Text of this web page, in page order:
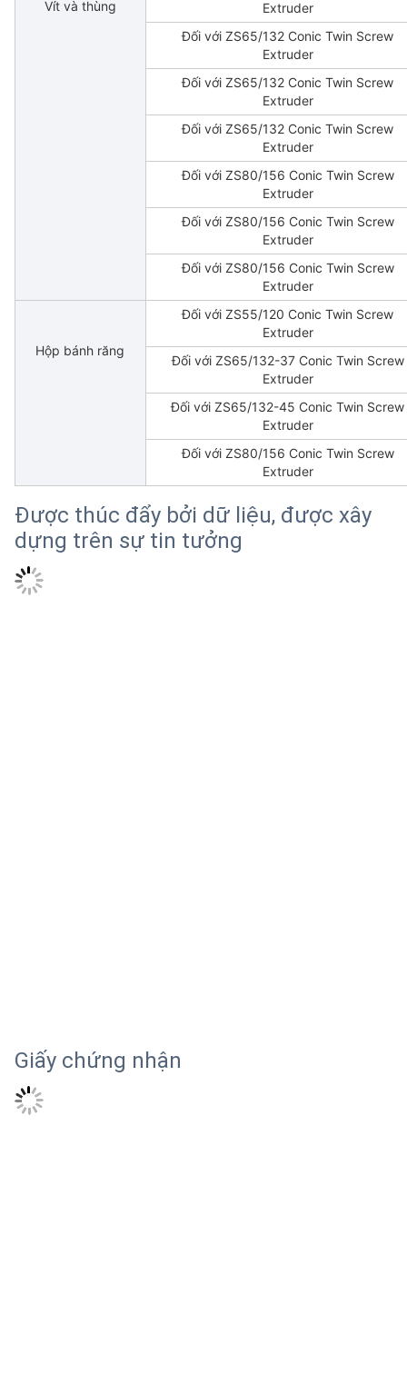
Vít và thùng
Extruder
Đối với ZS65/132 Conic Twin Screw
Extruder
Đối với ZS65/132 Conic Twin Screw
Extruder
Đối với ZS65/132 Conic Twin Screw
Extruder
Đối với ZS80/156 Conic Twin Screw
Extruder
Đối với ZS80/156 Conic Twin Screw
Extruder
Đối với ZS80/156 Conic Twin Screw
Extruder
Hộp bánh răng
Đối với ZS55/120 Conic Twin Screw
Extruder
Đối với ZS65/132-37 Conic Twin Screw
Extruder
Đối với ZS65/132-45 Conic Twin Screw
Extruder
Đối với ZS80/156 Conic Twin Screw
Extruder
Được thúc đẩy bởi dữ liệu, được xây
dựng trên sự tin tưởng
Giấy chứng nhận